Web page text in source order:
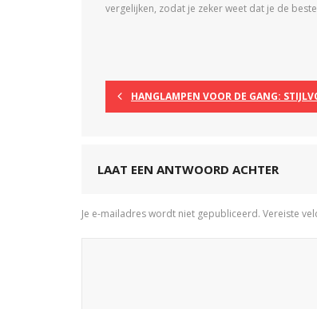
vergelijken, zodat je zeker weet dat je de
HANGLAMPEN VOOR DE GANG:
LAAT EEN ANTWOORD ACHTER
Je e-mailadres wordt niet gepubliceerd. Vereiste